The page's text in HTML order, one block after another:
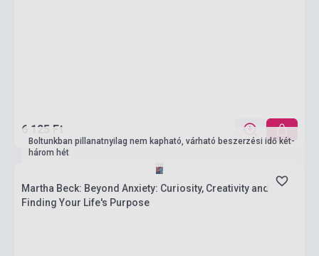
6 125 Ft
Boltunkban pillanatnyilag nem kapható, várható beszerzési idő két-
három hét
Martha Beck: Beyond Anxiety: Curiosity, Creativity and
Finding Your Life's Purpose